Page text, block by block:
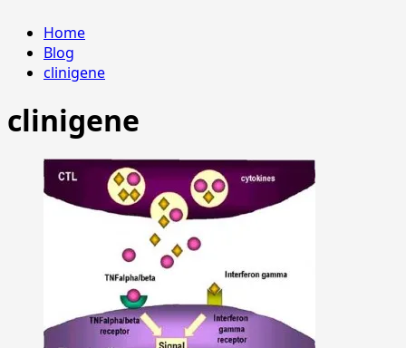
Home
Blog
clinigene
clinigene